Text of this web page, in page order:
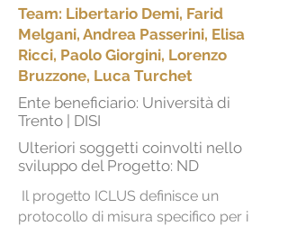
Team: Libertario Demi, Farid
Melgani, Andrea Passerini, Elisa
Ricci, Paolo Giorgini, Lorenzo
Bruzzone, Luca Turchet
Ente beneficiario: Università di
Trento | DISI
Ulteriori soggetti coinvolti nello
sviluppo del Progetto: ND
Il progetto ICLUS definisce un
protocollo di misura specifico per i